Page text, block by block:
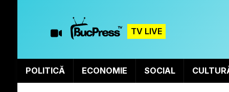
TV LIVE
POLITICĂ ECONOMIE SOCIAL